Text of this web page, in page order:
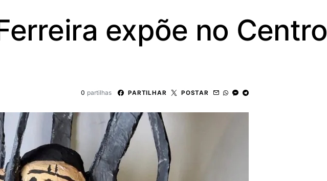
expõe no Centro
0 partilhas PARTILHAR POSTAR